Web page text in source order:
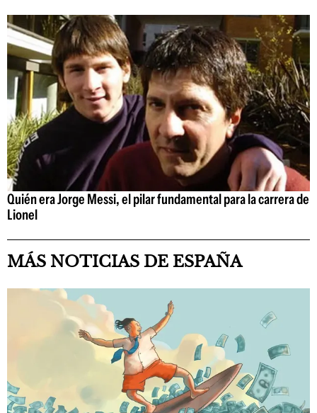
Quién era Jorge Messi, el pilar fundamental para la carrera de
Lionel
MÁS NOTICIAS DE ESPAÑA